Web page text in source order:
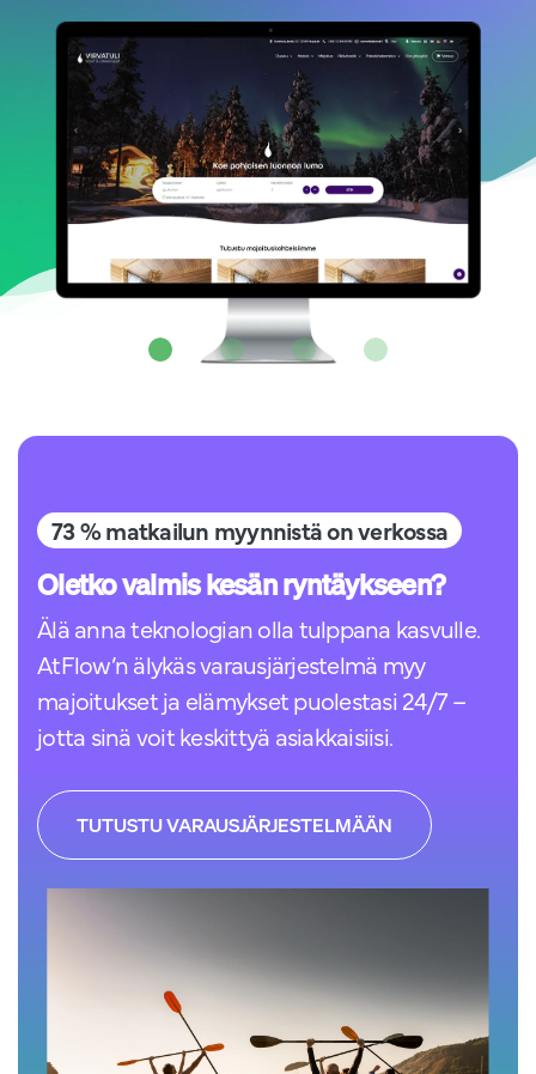
73 % matkailun myynnistä on verkossa
Oletko valmis kesän ryntäykseen?
Älä anna teknologian olla tulppana kasvulle.
AtFlow’n älykäs varausjärjestelmä myy
majoitukset ja elämykset puolestasi 24/7 –
jotta sinä voit keskittyä asiakkaisiisi.
TUTUSTU VARAUSJÄRJESTELMÄÄN